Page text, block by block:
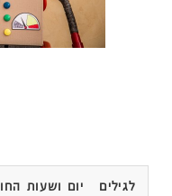
לגילים יום ושעות החוג